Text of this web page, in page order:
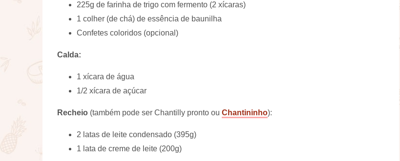
225g de farinha de trigo com fermento (2 xícaras)
1 colher (de chá) de essência de baunilha
Confetes coloridos (opcional)
Calda:
1 xícara de água
1/2 xícara de açúcar
Recheio (também pode ser Chantilly pronto ou Chantininho):
2 latas de leite condensado (395g)
1 lata de creme de leite (200g)